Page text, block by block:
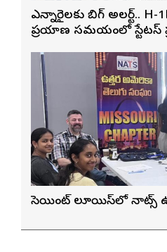
ఎన్నారైలకు బిగ్ అలర్ట్.. H-
ప్రయాణ సమయంలో స్టేటస్
సెయింట్ లూయిస్‌లో నాట్స్